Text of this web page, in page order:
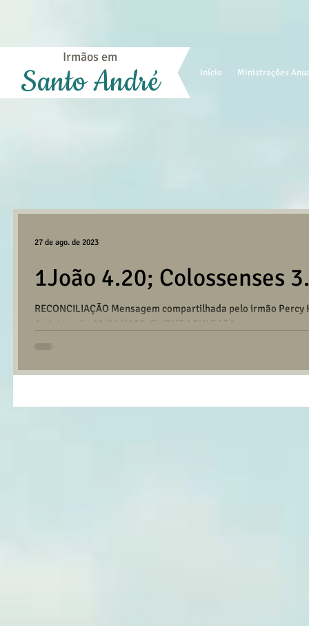
Início Ministrações
Irmãos em
Santo André
1João 4.20; Colossenses
RECONCILIAÇÃO Mensagem compartilhada pelo irmão
André no dia 28/08/2023. CLIQUE AQUI PARA...
27 de ago. de 2023